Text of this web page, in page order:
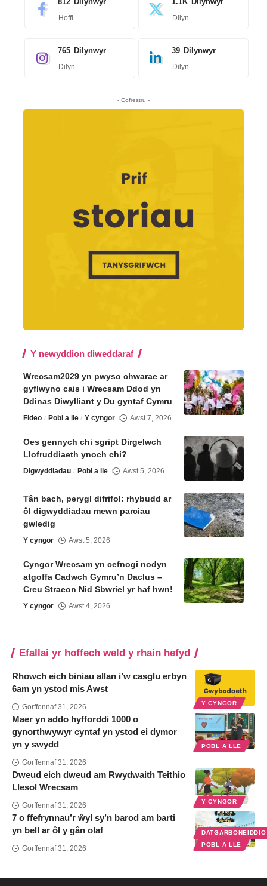
Hoffi Dilyn
765 Dilynwyr
Dilyn
39 Dilynwyr
Dilyn
- Cofrestru -
Y newyddion diweddaraf
Wrecsam2029 yn pwyso chwarae ar
gyflwyno cais i Wrecsam Ddod yn
Ddinas Diwylliant y Du gyntaf Cymru
Fideo Pobl a lle Y cyngor Awst 7, 2026
Oes gennych chi sgript Dirgelwch
Llofruddiaeth ynoch chi?
Digwyddiadau Pobl a lle Awst 5, 2026
Tân bach, perygl difrifol: rhybudd ar
ôl digwyddiadau mewn parciau
gwledig
Y cyngor Awst 5, 2026
Cyngor Wrecsam yn cefnogi nodyn
atgoffa Cadwch Gymru’n Daclus –
Creu Straeon Nid Sbwriel yr haf hwn!
Y cyngor Awst 4, 2026
Efallai yr hoffech weld y rhain hefyd
Y CYNGOR
Rhowch eich biniau allan i’w casglu erbyn
6am yn ystod mis Awst
Gorffennaf 31, 2026
POBL A LLE
Maer yn addo hyfforddi 1000 o
gynorthwywyr cyntaf yn ystod ei dymor
yn y swydd
Gorffennaf 31, 2026
Y CYNGOR
Dweud eich dweud am Rwydwaith Teithio
Llesol Wrecsam
Gorffennaf 31, 2026
POBL A LLE
7 o ffefrynnau’r ŵyl sy’n barod am barti
yn bell ar ôl y gân olaf
Gorffennaf 31, 2026